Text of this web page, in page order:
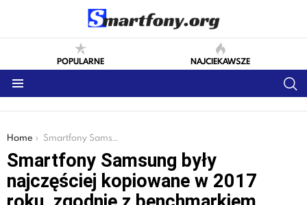
POPULARNE NAJCIEKAWSZE
You are here:
Home Smartfony Samsung były najczęściej kopiowane w 2017 roku, zgodnie z benchmarkiem
Smartfony Samsung były
najczęściej kopiowane w 2017